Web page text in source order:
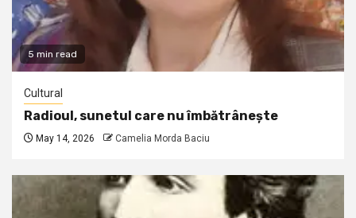
5 min read
Cultural
Radioul, sunetul care nu îmbătrânește
May 14, 2026 Camelia Morda Baciu